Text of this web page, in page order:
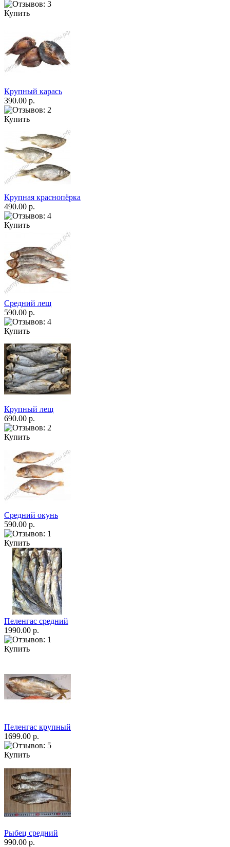
Купить
Крупный карась
390.00 р.
Купить
Крупная краснопёрка
490.00 р.
Купить
Средний лещ
590.00 р.
Купить
Крупный лещ
690.00 р.
Купить
Средний окунь
590.00 р.
Купить
Пеленгас средний
1990.00 р.
Купить
Пеленгас крупный
1699.00 р.
Купить
Рыбец средний
990.00 р.